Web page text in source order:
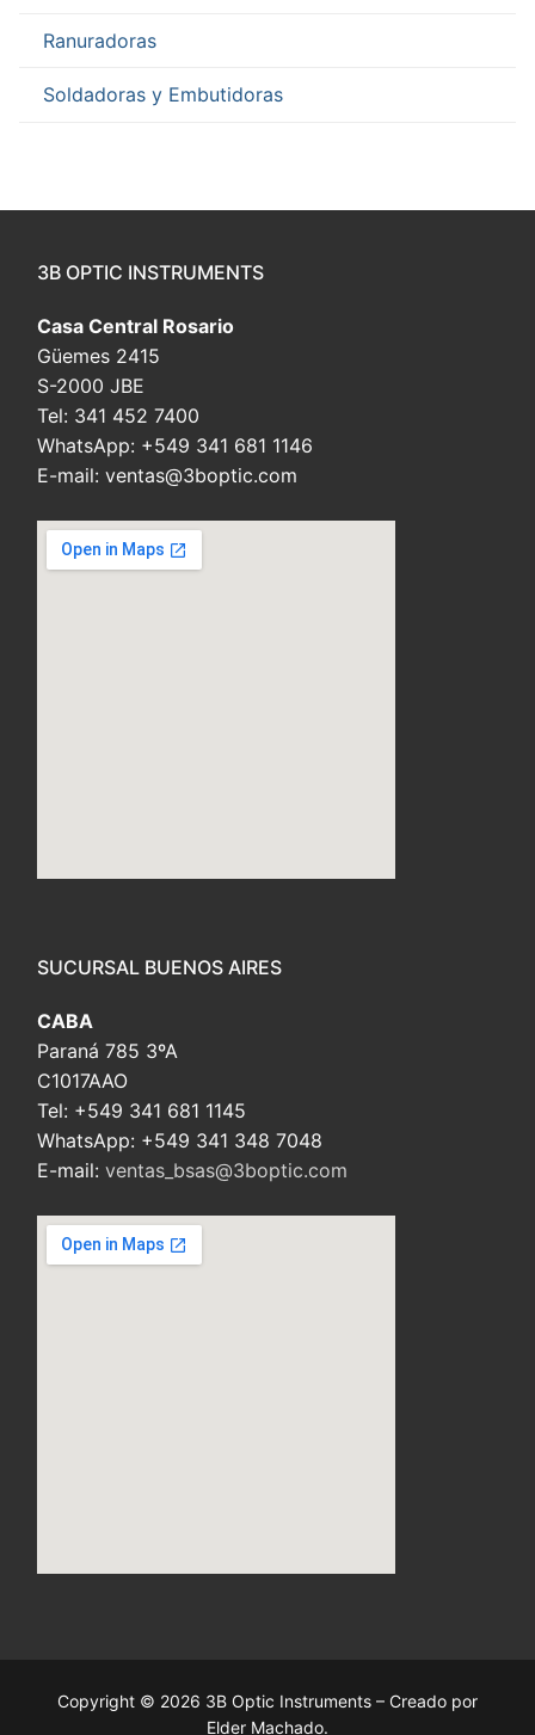
Ranuradoras
Soldadoras y Embutidoras
3B OPTIC INSTRUMENTS
Casa Central Rosario
Güemes 2415
S-2000 JBE
Tel: 341 452 7400
WhatsApp: +549 341 681 1146
E-mail: ventas@3boptic.com
SUCURSAL BUENOS AIRES
CABA
Paraná 785 3ºA
C1017AAO
Tel: +549 341 681 1145
WhatsApp: +549 341 348 7048
E-mail: ventas_bsas@3boptic.com
Copyright © 2026 3B Optic Instruments – Creado por
Elder Machado.